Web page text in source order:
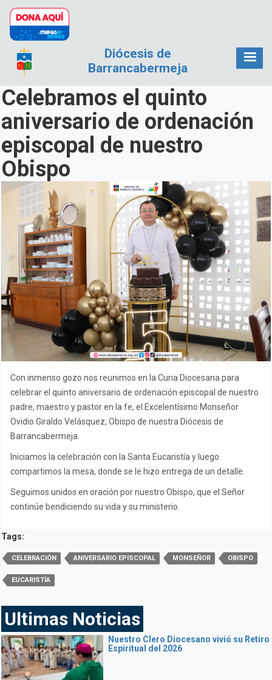
Pasar al contenido principal
Diócesis de
Barrancabermeja
Celebramos el quinto
aniversario de ordenación
episcopal de nuestro
Obispo
Con inmenso gozo nos reunimos en la Curia Diocesana para
celebrar el quinto aniversario de ordenación episcopal de nuestro
padre, maestro y pastor en la fe, el Excelentísimo Monseñor
Ovidio Giraldo Velásquez, Obispo de nuestra Diócesis de
Barrancabermeja.
Iniciamos la celebración con la Santa Eucaristía y luego
compartimos la mesa, donde se le hizo entrega de un detalle.
Seguimos unidos en oración por nuestro Obispo, que el Señor
continúe bendiciendo su vida y su ministerio.
Tags:
CELEBRACIÓN ANIVERSARIO EPISCOPAL MONSEÑOR OBISPO
EUCARISTÍA
Ultimas Noticias
Nuestro Clero Diocesano vivió su Retiro
Espiritual del 2026